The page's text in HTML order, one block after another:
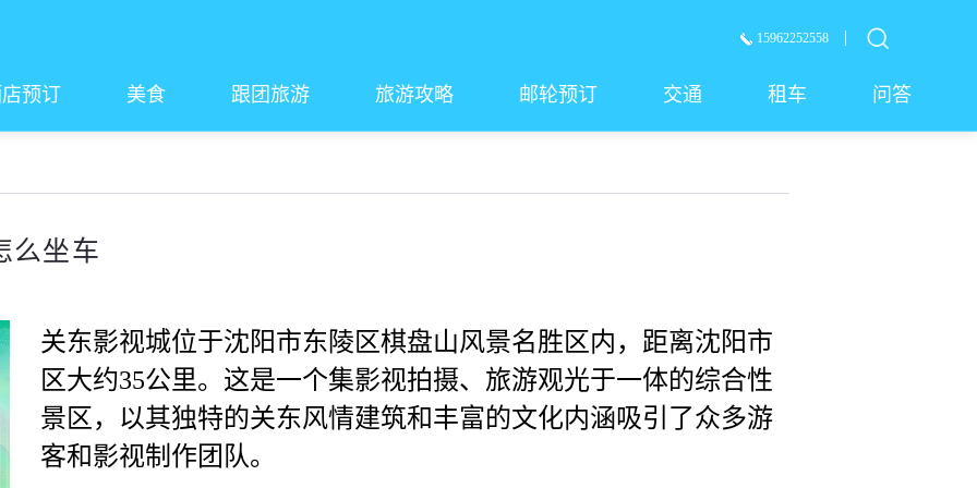
15962252558
预订 美食 跟团旅游 旅游攻略 邮轮预订 交通 租车 问答
么坐车
关东影视城位于沈阳市东陵区棋盘山风景名胜区内，距离沈阳市
区大约35公里。这是一个集影视拍摄、旅游观光于一体的综合性
景区，以其独特的关东风情建筑和丰富的文化内涵吸引了众多游
客和影视制作团队。